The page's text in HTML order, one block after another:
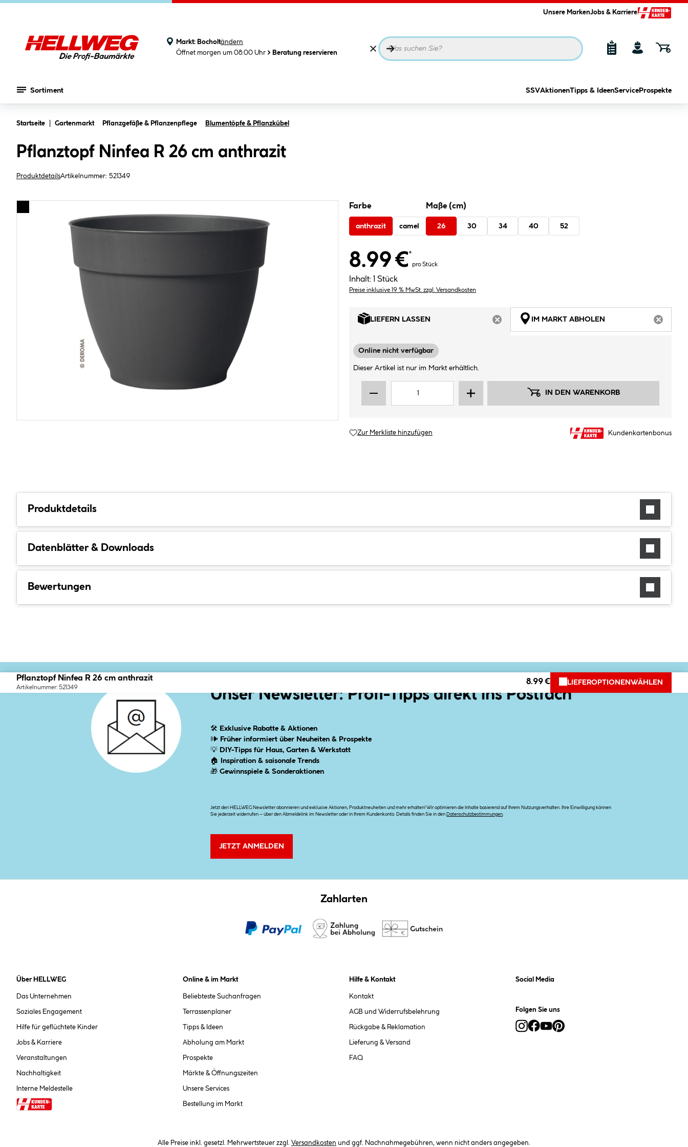
Unsere MarkenJobs & Karriere
Markt: Bocholtändern
Öffnet morgen um 08:00 Uhr
Beratung reservieren
Sortiment SSVAktionenTipps & IdeenService Prospekte
Startseite Gartenmarkt Pflanzgefäße & Pflanzenpflege Blumentöpfe & Pflanzkübel
Pflanztopf Ninfea R 26 cm anthrazit
ProduktdetailsArtikelnummer: 521349
Farbe
anthrazit camel
Maße (cm)
26 30 34 40 52
8.99 €*
pro Stück
Inhalt: 1 Stück
Preise inklusive 19 % MwSt. zzgl. Versandkosten
LIEFERN LASSEN
ARTIKEL NICHT VERFÜGBAR
IM MARKT ABHOLEN
Online nicht verfügbar
Dieser Artikel ist nur im Markt erhältlich.
IN DEN WARENKORB
Zur Merkliste hinzufügen Kundenkartenbonus
Produktdetails
Datenblätter & Downloads
Bewertungen
Pflanztopf Ninfea R 26 cm anthrazit
Artikelnummer: 521349
8.99 € LIEFEROPTIONEN WÄHLEN
Unser Newsletter: Profi-Tipps direkt ins Postfach
🛠 Exklusive Rabatte & Aktionen
🕪 Früher informiert über Neuheiten & Prospekte
💡 DIY-Tipps für Haus, Garten & Werkstatt
🏠
Inspiration & saisonale Trends
🎁Gewinnspiele & Sonderaktionen
Jetzt den HELLWEG Newsletter abonnieren und exklusive Aktionen, Produktneuheiten und mehr erhalten! Wir optimieren die Inhalte basierend auf Ihrem Nutzungsverhalten. Ihre Einwilligung können
Sie jederzeit widerrufen – über den Abmeldelink im Newsletter oder in Ihrem Kundenkonto. Details finden Sie in den
Datenschutzbestimmungen
JETZT ANMELDEN
Zahlarten
Über HELLWEG
Das Unternehmen
Soziales Engagement
Hilfe für geflüchtete Kinder
Jobs & Karriere
Veranstaltungen
Nachhaltigkeit
Interne Meldestelle
Online & im Markt
Beliebteste Suchanfragen
Terrassenplaner
Tipps & Ideen
Abholung am Markt
Prospekte
Märkte & Öffnungszeiten
Unsere Services
Bestellung im Markt
Hilfe & Kontakt
Kontakt
AGB und Widerrufsbelehrung
Rückgabe & Reklamation
Lieferung & Versand
FAQ
Social Media
Folgen Sie uns
Alle Preise inkl. gesetzl. Mehrwertsteuer zzgl. Versandkosten und ggf. Nachnahmegebühren, wenn nicht anders angegeben.